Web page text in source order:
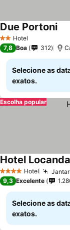
2 Estrelas
Hotel
Due Portoni
7,8 Boa 312
Selecione as
exatos.
Escolha popular
4 EstrelasHotel
Hotel
9,3 Excelente
Selecione as
exatos.